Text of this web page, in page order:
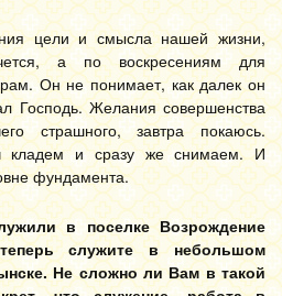
цели и смысла нашей жизни,
а по воскресениям для
Он не понимает, как далек он
Господь. Желания совершенства
страшного, завтра покаюсь.
кладем и сразу же снимаем. И
фундамента.
в поселке Возрождение
служите в небольшом
Не сложно ли Вам в такой